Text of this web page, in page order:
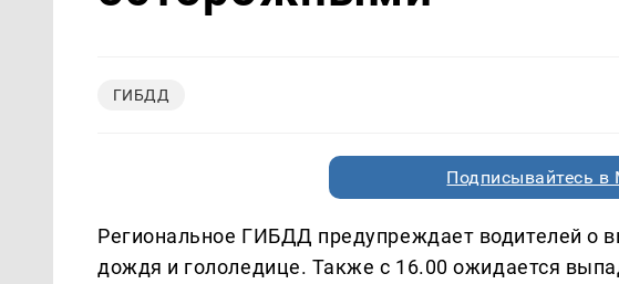
ГИБДД
Подписывайтесь в
Региональное ГИБДД предупреждает водителей о
дождя и гололедице. Также с 16.00 ожидается